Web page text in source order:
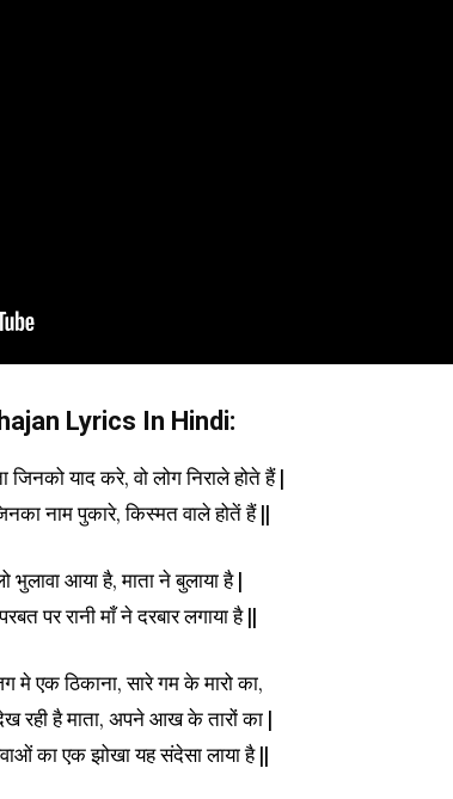
Lyrics In Hindi:
जिनको याद करे, वो लोग निराले होते हैं |
नाम पुकारे, किस्मत वाले होतें हैं ||
भुलावा आया है, माता ने बुलाया है |
पर रानी माँ ने दरबार लगाया है ||
मे एक ठिकाना, सारे गम के मारो का,
रही है माता, अपने आख के तारों का |
का एक झोखा यह संदेसा लाया है ||